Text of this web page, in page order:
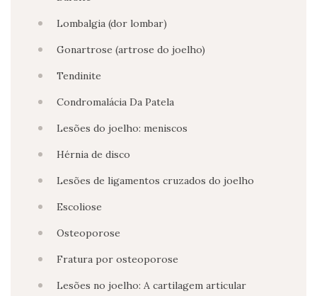
Trabalho/Congresso).
Lombalgia (dor lombar)
Gonartrose (artrose do joelho)
Tendinite
Condromalácia Da Patela
Lesões do joelho: meniscos
Hérnia de disco
Lesões de ligamentos cruzados do joelho
Escoliose
Osteoporose
Fratura por osteoporose
Lesões no joelho: A cartilagem articular